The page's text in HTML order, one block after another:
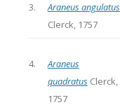
3.
Araneus angulatus
Clerck, 1757
4.
Araneus
quadratus Clerck,
1757